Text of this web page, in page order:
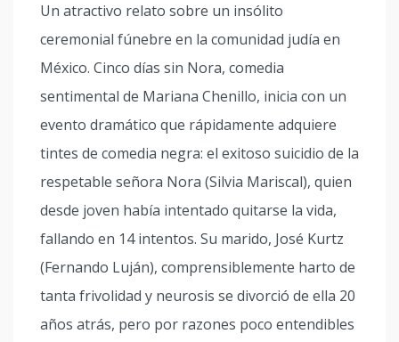
Un atractivo relato sobre un insólito
ceremonial fúnebre en la comunidad judía en
México. Cinco días sin Nora, comedia
sentimental de Mariana Chenillo, inicia con un
evento dramático que rápidamente adquiere
tintes de comedia negra: el exitoso suicidio de la
respetable señora Nora (Silvia Mariscal), quien
desde joven había intentado quitarse la vida,
fallando en 14 intentos. Su marido, José Kurtz
(Fernando Luján), comprensiblemente harto de
tanta frivolidad y neurosis se divorció de ella 20
años atrás, pero por razones poco entendibles